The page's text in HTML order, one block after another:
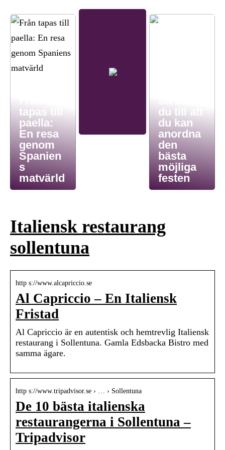
tapas till
paella:
En resa
genom
Spanien
s
matvärld
du till att
du kan
anordna
den
bästa
möjliga
festen
Italiensk restaurang
sollentuna
http s://www.alcapriccio.se
Al Capriccio – En Italiensk
Fristad
Al Capriccio är en autentisk och hemtrevlig Italiensk
restaurang i Sollentuna. Gamla Edsbacka Bistro med
samma ägare.
http s://www.tripadvisor.se › … › Sollentuna
De 10 bästa italienska
restaurangerna i Sollentuna –
Tripadvisor